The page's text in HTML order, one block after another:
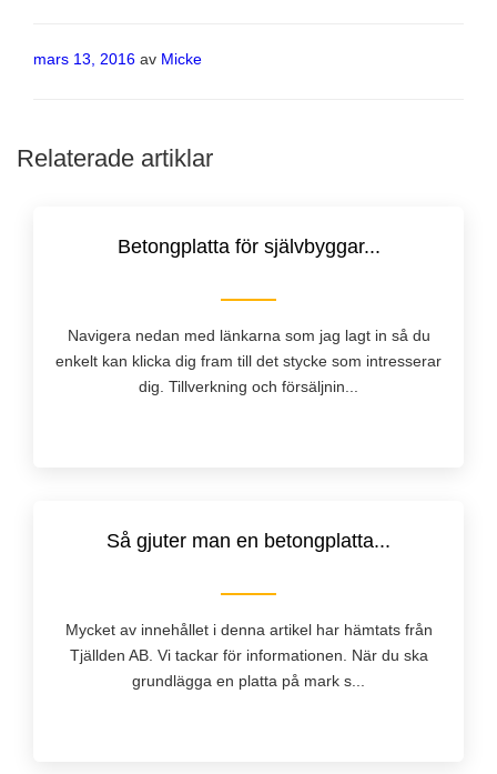
Publicerat
mars 13, 2016 av Micke
Relaterade artiklar
Betongplatta för självbyggar...
Navigera nedan med länkarna som jag lagt in så du
enkelt kan klicka dig fram till det stycke som intresserar
dig. Tillverkning och försäljnin...
Så gjuter man en betongplatta...
Mycket av innehållet i denna artikel har hämtats från
Tjällden AB. Vi tackar för informationen. När du ska
grundlägga en platta på mark s...